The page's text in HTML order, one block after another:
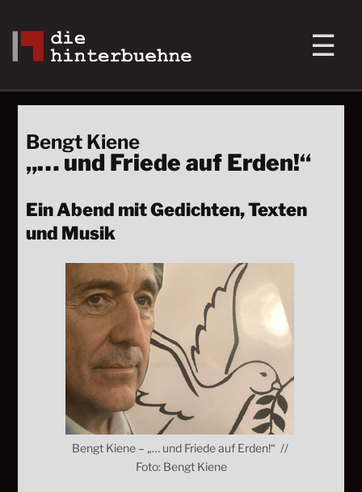
Bengt Kiene
„… und Friede auf Erden!“
Ein Abend mit Gedichten, Texten
und Musik
Bengt Kiene – „… und Friede auf Erden!“ //
Foto: Bengt Kiene